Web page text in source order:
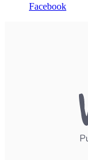
Facebook